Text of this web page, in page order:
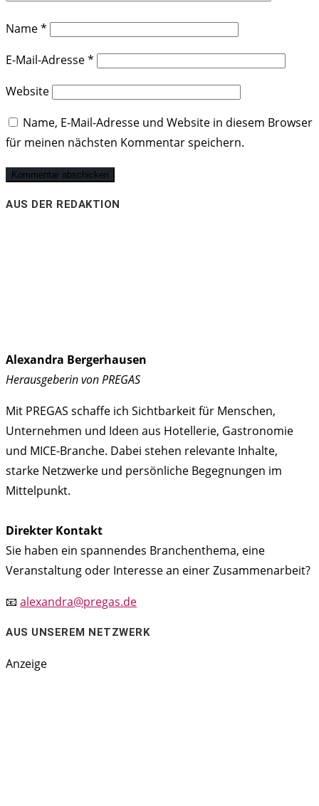
Name*
E-Mail-Adresse*
Website
Name, E-Mail-Adresse und Website in diesem Browser
für meinen nächsten Kommentar speichern.
AUS DER REDAKTION
Alexandra Bergerhausen
Herausgeberin von PREGAS
Mit PREGAS schaffe ich Sichtbarkeit für Menschen,
Unternehmen und Ideen aus Hotellerie, Gastronomie
und MICE-Branche. Dabei stehen relevante Inhalte,
starke Netzwerke und persönliche Begegnungen im
Mittelpunkt.
Direkter Kontakt
Sie haben ein spannendes Branchenthema, eine
Veranstaltung oder Interesse an einer Zusammenarbeit?
📧 alexandra@pregas.de
AUS UNSEREM NETZWERK
Anzeige